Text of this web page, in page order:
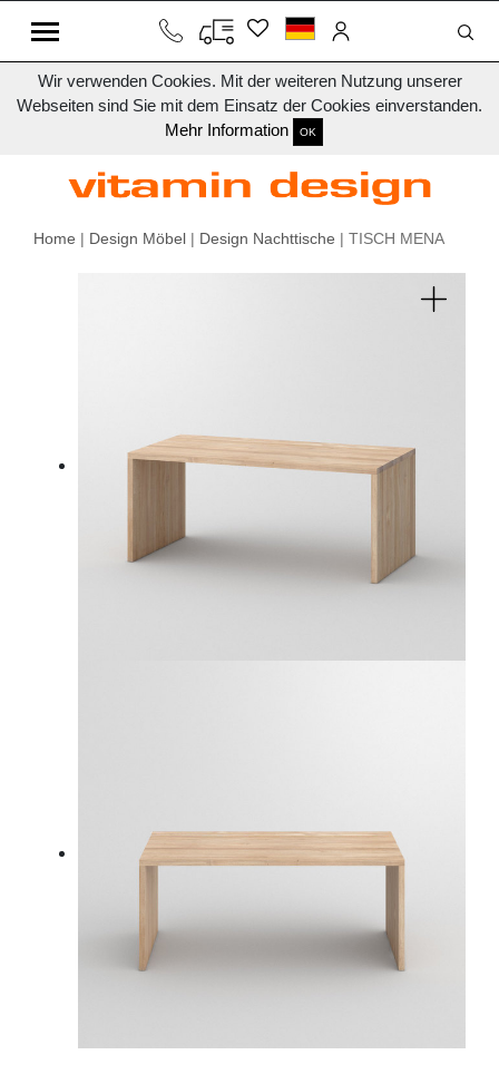
Wir verwenden Cookies. Mit der weiteren Nutzung unserer
Webseiten sind Sie mit dem Einsatz der Cookies einverstanden.
Mehr Information
OK
Home | Design Möbel | Design Nachttische | TISCH MENA